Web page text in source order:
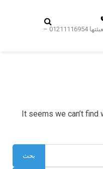
توريد ماكينات وخامات تغليف المنتجات و تعبئتها 01211116954 –
It seems we can’t find